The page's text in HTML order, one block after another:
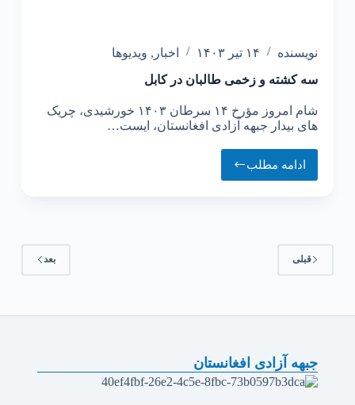
نویسنده ۱۴ تیر ۱۴۰۳ اخبار , ویدیوها
سه کشته و زخمی طالبان در کابل
شام امروز مؤرخ ۱۴ سرطان ۱۴۰۳ خورشیدی، چریک
های بیدار جبهه آزادی افغانستان، ایست…
ادامه مطلب
قبلی بعد
جبهه آزادی افغانستان